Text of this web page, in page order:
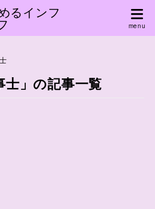
るインフ
士」の記事一覧